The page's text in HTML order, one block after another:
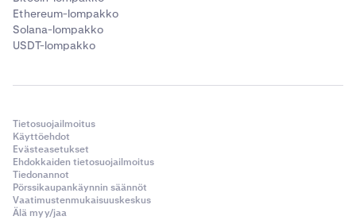
Ethereum-lompakko
Solana-lompakko
USDT-lompakko
Tietosuojailmoitus
Käyttöehdot
Evästeasetukset
Ehdokkaiden tietosuojailmoitus
Tiedonannot
Pörssikaupankäynnin säännöt
Vaatimustenmukaisuuskeskus
Älä myy/jaa